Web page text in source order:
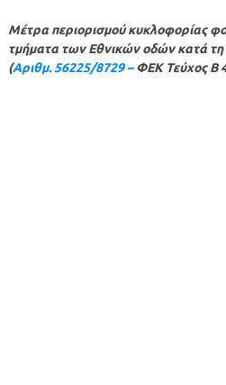
Μέτρα περιορισμού κυκλοφορίας
τμήματα των Εθνικών οδών κατά τη
(Αριθμ. 56225/8729 –ΦΕΚ Τεύχος Β